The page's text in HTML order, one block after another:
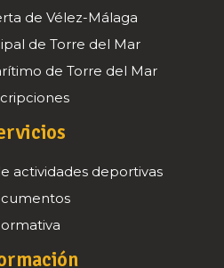
de Vélez-Málaga
de Torre del Mar
de Torre del Mar
actividades deportivas